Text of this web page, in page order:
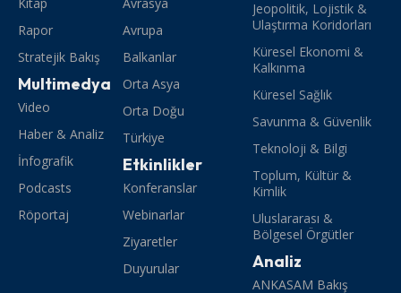
Rapor
Stratejik Bakış
Multimedya
Video
Haber & Analiz
İnfografik
Podcasts
Röportaj
Avrupa
Balkanlar
Orta Asya
Orta Doğu
Türkiye
Etkinlikler
Konferanslar
Webinarlar
Ziyaretler
Duyurular
Jeopolitik, Lojistik &
Ulaştırma Koridorları
Küresel Ekonomi &
Kalkınma
Küresel Sağlık
Savunma & Güvenlik
Teknoloji & Bilgi
Toplum, Kültür &
Kimlik
Uluslararası &
Bölgesel Örgütler
Analiz
ANKASAM Bakış